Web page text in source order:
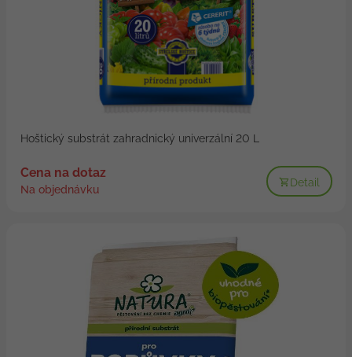
Hoštický substrát zahradnický univerzální 20 L
Cena na dotaz
Na objednávku
Detail